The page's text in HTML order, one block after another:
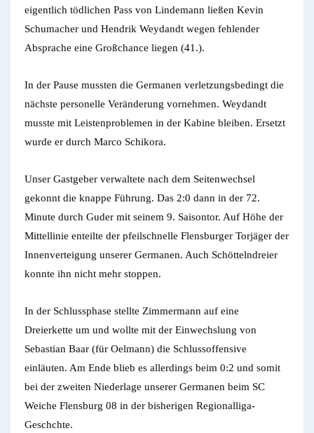
eigentlich tödlichen Pass von Lindemann ließen Kevin
Schumacher und Hendrik Weydandt wegen fehlender
Absprache eine Großchance liegen (41.).
In der Pause mussten die Germanen verletzungsbedingt die
nächste personelle Veränderung vornehmen. Weydandt
musste mit Leistenproblemen in der Kabine bleiben. Ersetzt
wurde er durch Marco Schikora.
Unser Gastgeber verwaltete nach dem Seitenwechsel
gekonnt die knappe Führung. Das 2:0 dann in der 72.
Minute durch Guder mit seinem 9. Saisontor. Auf Höhe der
Mittellinie enteilte der pfeilschnelle Flensburger Torjäger der
Innenverteigung unserer Germanen. Auch Schöttelndreier
konnte ihn nicht mehr stoppen.
In der Schlussphase stellte Zimmermann auf eine
Dreierkette um und wollte mit der Einwechslung von
Sebastian Baar (für Oelmann) die Schlussoffensive
einläuten. Am Ende blieb es allerdings beim 0:2 und somit
bei der zweiten Niederlage unserer Germanen beim SC
Weiche Flensburg 08 in der bisherigen Regionalliga-
Geschchte.